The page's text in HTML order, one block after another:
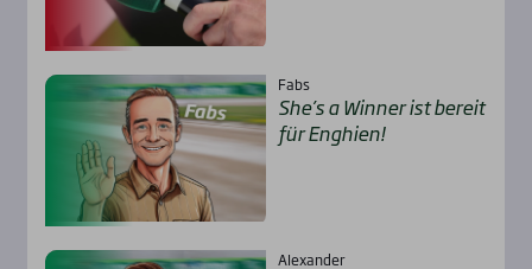
Fabs
She’s a Win­ner ist bereit
für Eng­hien!
Alexander